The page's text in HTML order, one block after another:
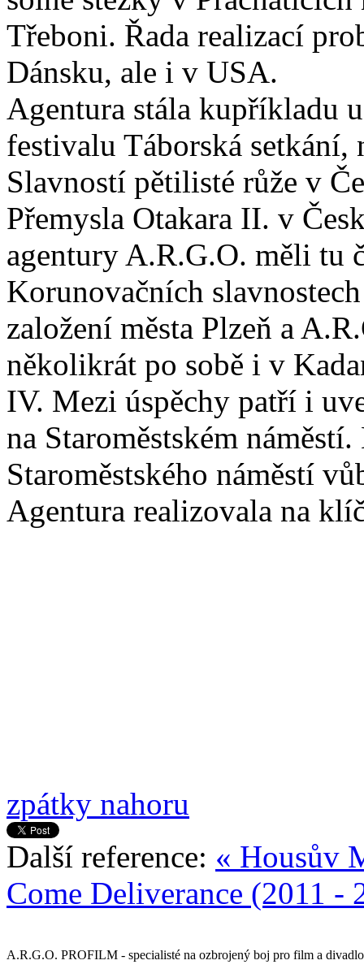
Třeboni. Řada realizací
Dánsku, ale i v USA.
Agentura stála kupříkladu
festivalu Táborská
Slavností pětilisté růže v
Přemysla Otakara II. v
agentury A.R.G.O. měli tu
Korunovačních
založení města Plzeň a
několikrát po sobě i v
IV. Mezi úspěchy patří i
na Staroměstském
Staroměstského náměstí
Agentura realizovala na
zpátky nahoru
Další reference: « Housův
Come Deliverance (2011 -
A.R.G.O. PROFILM - specialisté na ozbrojený boj pro film a divadlo